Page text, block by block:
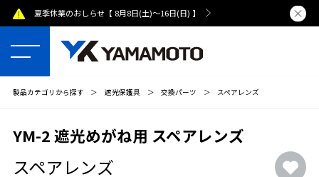
夏季休業のおしらせ【 8月8日(土)～16日(日) 】 熊本県で
製品カテゴリから探す ＞ 遮光保護具 ＞ 交換パーツ ＞ スペアレンズ
YM-2 遮光めがね用 スペアレンズ
スペアレンズ